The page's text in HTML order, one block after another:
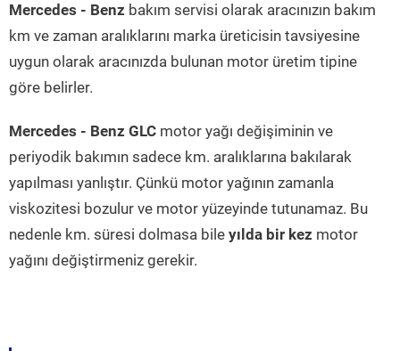
Mercedes - Benz bakım servisi olarak aracınızın bakım
km ve zaman aralıklarını marka üreticisin tavsiyesine
uygun olarak aracınızda bulunan motor üretim tipine
göre belirler.
Mercedes - Benz GLC motor yağı değişiminin ve
periyodik bakımın sadece km. aralıklarına bakılarak
yapılması yanlıştır. Çünkü motor yağının zamanla
viskozitesi bozulur ve motor yüzeyinde tutunamaz. Bu
nedenle km. süresi dolmasa bile yılda bir kez motor
yağını değiştirmeniz gerekir.